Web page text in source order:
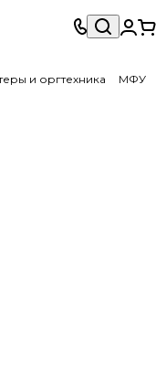
и оргтехника МФУ